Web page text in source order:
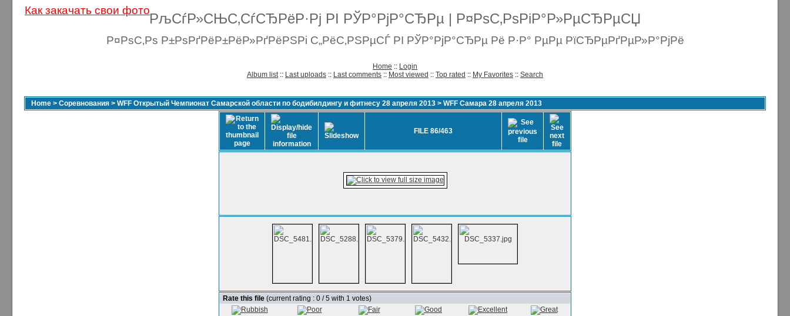
РљСѓР»СЊС‚СѓСЂРёР·Рј РІ РЎР°РјР°СЂРµ | Р¤РѕС‚РѕРіР°Р»РµСЂРµСЏ
Р¤РѕС‚Рѕ Р±РѕРґРёР±РёР»РґРёРЅРі С„РёС‚РЅРµСЃ РІ РЎР°РјР°СЂРµ Рё Р·Р° РµРµ РїСЂРµРґРµР»Р°РјРё
Home :: Login
Album list:: Last uploads :: Last comments :: Most viewed :: Top rated :: My Favorites :: Search
Home > Соревнования > WFF Открытый Чемпионат Самарской области по бодибилдингу и фитнесу 28 апреля 2013 > WFF Самара 28 апреля 2013
FILE 86/463
Rate this file (current rating : 0 / 5 with 1 votes)
Как закачать свои фото